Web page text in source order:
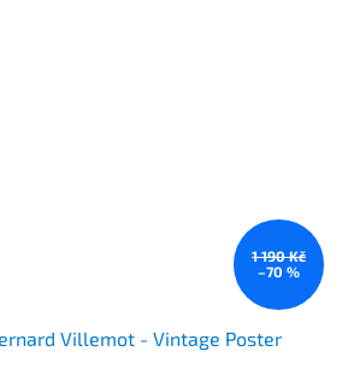
1 190 Kč
–70 %
Villemot - Vintage Poster